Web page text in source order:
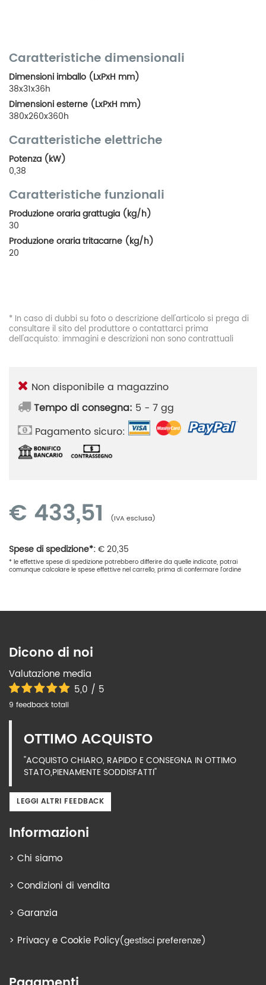
Caratteristiche dimensionali
Dimensioni imballo (LxPxH mm)
38x31x36h
Dimensioni esterne (LxPxH mm)
380x260x360h
Caratteristiche elettriche
Potenza (kW)
0,38
Caratteristiche funzionali
Produzione oraria grattugia (kg/h)
30
Produzione oraria tritacarne (kg/h)
20
* In caso di dubbi su foto o descrizione dell'articolo si prega di
consultare il sito del produttore o contattarci prima
dell'acquisto: immagini e descrizioni non sono contrattuali
Non disponibile a magazzino
Tempo di consegna: 5 - 7 gg
Pagamento sicuro:
€ 433,51 (IVA esclusa)
Spese di spedizione*:€20,35
* le effettive spese di spedizione potrebbero differire da quelle indicate, potrai
comunque calcolare le spese effettive nel carrello, prima di confermare l'ordine
Dicono di noi
Valutazione media
5,0 / 5
9 feedback totali
OTTIMO ACQUISTO
"ACQUISTO CHIARO, RAPIDO E CONSEGNA IN OTTIMO
STATO,PIENAMENTE SODDISFATTI"
LEGGI ALTRI FEEDBACK
Informazioni
> Chi siamo
> Condizioni di vendita
> Garanzia
> Privacy e Cookie Policy(gestisci preferenze)